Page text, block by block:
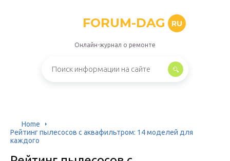
FORUM-DAG RU
Онлайн-журнал о ремонте
Home
Рейтинг пылесосов с аквафильтром: 14 моделей для
каждого